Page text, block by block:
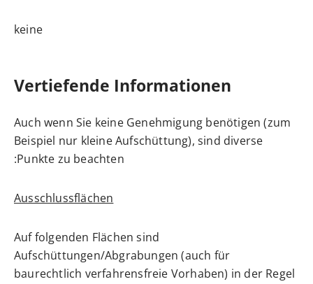
keine
Vertiefende Informationen
Auch wenn Sie keine Genehmigung benötigen (zum
Beispiel nur kleine Aufschüttung), sind diverse
Punkte zu beachten:
Ausschlussflächen
Auf folgenden Flächen sind
Aufschüttungen/Abgrabungen (auch für
baurechtlich verfahrensfreie Vorhaben) in der Regel